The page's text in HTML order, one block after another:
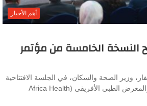
أهم الأخبار
النسخة الخامسة من مؤتمر
وزير الصحة والسكان، في الجلسة الافتتاحية
رفيعة المستوى للمؤتمر والمعرض الطبي الأفريقي (Africa Health